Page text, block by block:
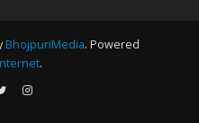
BhojpuriMedia. Powered
.